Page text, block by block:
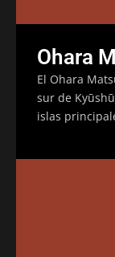
Ohara
El Ohara
sur de
islas